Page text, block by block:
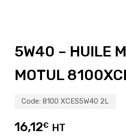
5W40 – HUILE
MOTUL
Code: 8100 XCES5W40 2L
16,12€ HT